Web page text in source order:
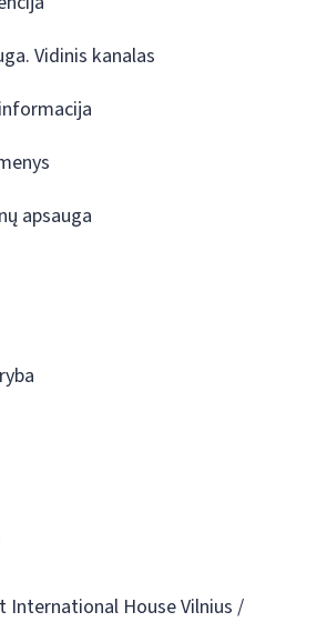
Vidinis kanalas
apsauga
International House Vilnius /